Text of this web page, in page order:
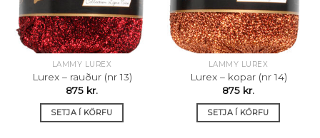
LAMMY LUREX
Lurex – rauður (nr 13)
875 kr.
SETJA Í KÖRFU
LAMMY LUREX
Lurex – kopar (nr 14)
875 kr.
SETJA Í KÖRFU